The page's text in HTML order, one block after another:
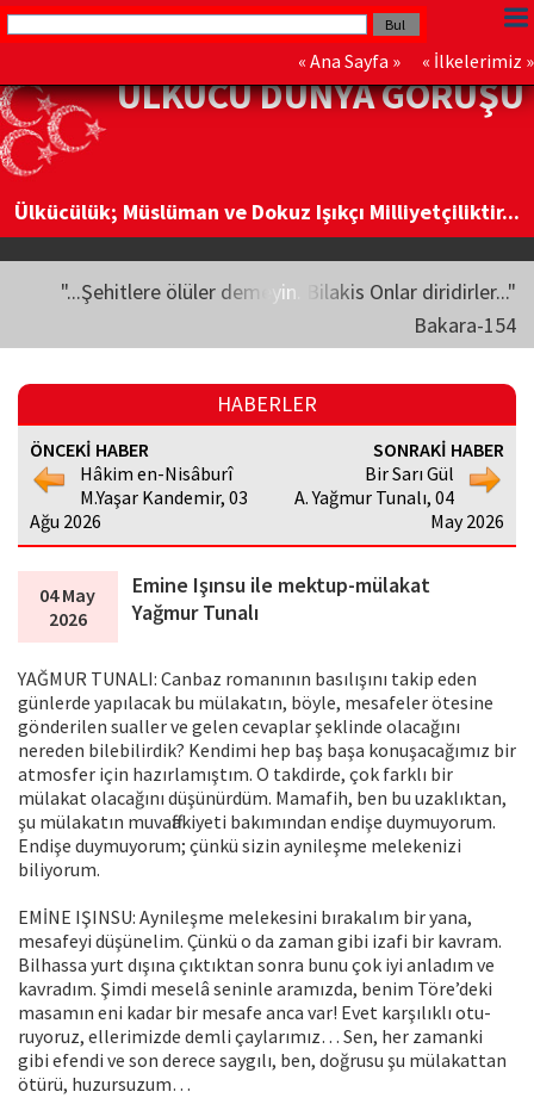
« Ana Sayfa » « İlkelerimiz »
ÜLKÜCÜ DÜNYA GÖRÜŞÜ
Ülkücülük; Müslüman ve Dokuz Işıkçı Milliyetçiliktir...
"...Şehitlere ölüler demeyin. Bilakis Onlar diridirler..."
Bakara-154
HABERLER
ÖNCEKİ HABER
Hâkim en-Nisâburî
M.Yaşar Kandemir, 03
Ağu 2026
SONRAKİ HABER
Bir Sarı Gül
A. Yağmur Tunalı, 04
May 2026
04 May
2026
Emine Işınsu ile mektup-mülakat
Yağmur Tunalı
YAĞMUR TUNALI: Canbaz romanının basılışını takip eden
günlerde yapılacak bu mülakatın, böyle, mesafeler ötesine
gönderilen sualler ve gelen cevaplar şeklinde olacağını
nereden bilebilirdik? Kendimi hep baş başa konuşacağımız bir
atmosfer için hazırlamıştım. O takdirde, çok farklı bir
mülakat olacağını düşünürdüm. Mamafih, ben bu uzaklıktan,
şu mülakatın muvaffakiyeti bakımından endişe duymuyorum.
Endişe duymuyorum; çünkü sizin aynileşme melekenizi
biliyorum.
EMİNE IŞINSU: Aynileşme melekesini bırakalım bir yana,
mesafeyi düşünelim. Çünkü o da zaman gibi izafi bir kavram.
Bilhassa yurt dışına çıktıktan sonra bunu çok iyi anladım ve
kavradım. Şimdi meselâ seninle aramızda, benim Töre’deki
masamın eni kadar bir mesafe anca var! Evet karşılıklı otu­
ruyoruz, ellerimizde demli çaylarımız… Sen, her zamanki
gibi efendi ve son derece saygılı, ben, doğrusu şu mülakattan
ötürü, huzursuzum…